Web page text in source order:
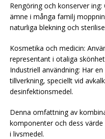
Rengöring och konserver
ämne i många familj
naturliga blekning och
Kosmetika och medicin:
representant i otaliga
Industriell användning: Har
tillverkning, speciellt vid
desinfektionsmedel.
Denna omfattning av
komponenter och dess
i livsmedel.